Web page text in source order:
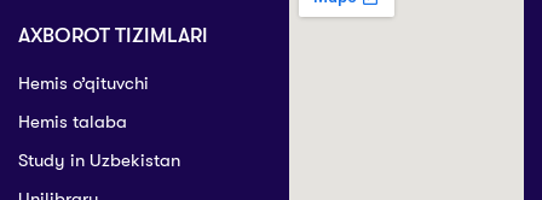
AXBOROT TIZIMLARI
Hemis o’qituvchi
Hemis talaba
Study in Uzbekistan